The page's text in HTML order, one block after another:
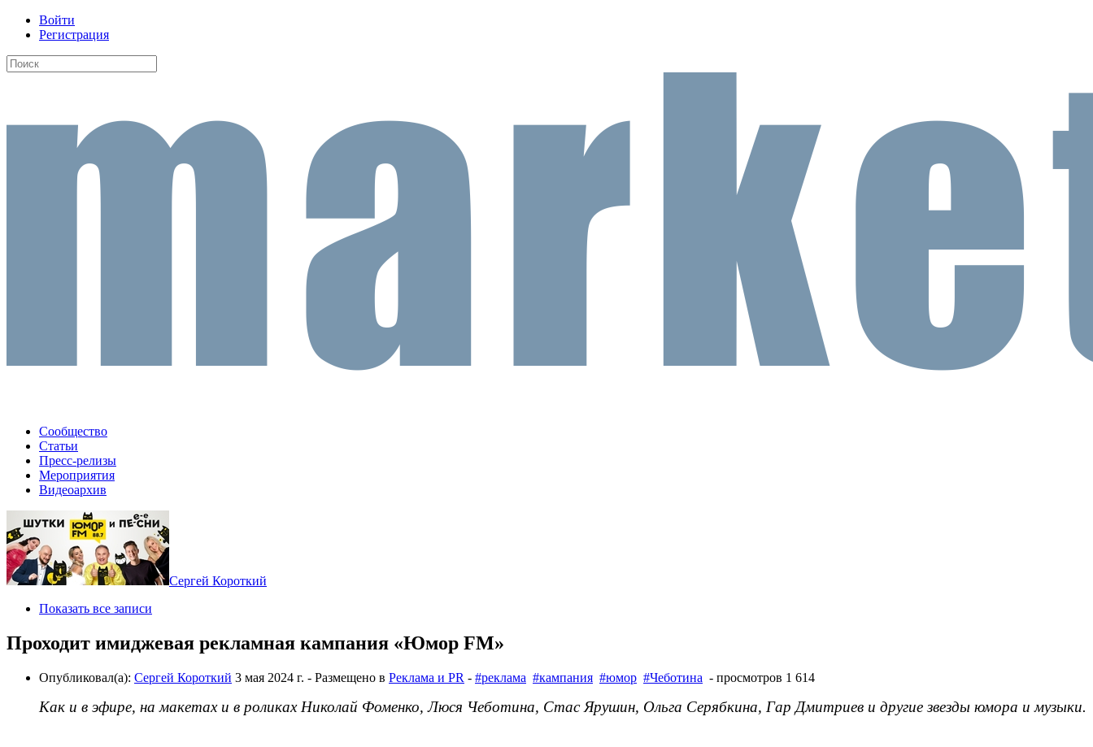
Войти
Регистрация
Сообщество
Статьи
Пресс-релизы
Мероприятия
Видеоархив
Сергей Короткий
Показать все записи
Проходит имиджевая рекламная кампания «Юмор FM»
Опубликовал(а): Сергей Короткий 3 мая 2024 г. - Размещено в Реклама и PR - #реклама #кампания #юмор #Чеботина - просмотров 1 614
Как и в эфире, на макетах и в роликах Николай Фоменко, Люся Чеботина, Стас Ярушин, Ольга Серябкина, Гар Дмитриев и другие звезды юмора и музыки.